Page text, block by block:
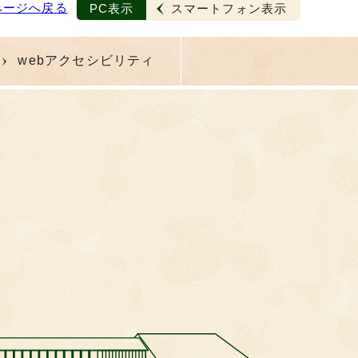
ジへ戻る PC表示 スマートフォン表示
webアクセシビリティ